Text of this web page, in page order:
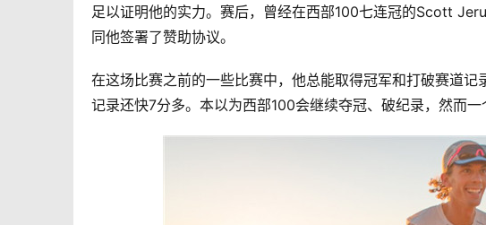
足以证明他的实力。赛后，曾经在西部100七连冠的Scott
同他签署了赞助协议。
在这场比赛之前的一些比赛中，他总能取得冠军和打破赛道
记录还快7分多。本以为西部100会继续夺冠、破纪录，然而一